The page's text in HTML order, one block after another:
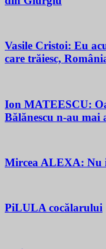
Vasile Cristoi: Eu
care trăiesc,
Ion MATEESCU:
Bălănescu n-au
Mircea ALEXA: Nu
PiLULA cocălarului